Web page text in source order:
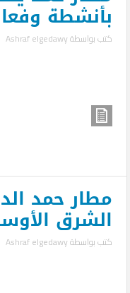
بأنشطة
كتب بواسطةAshraf elgedawy
مطار حمد
الشرق
كتب بواسطةAshraf elgedawy